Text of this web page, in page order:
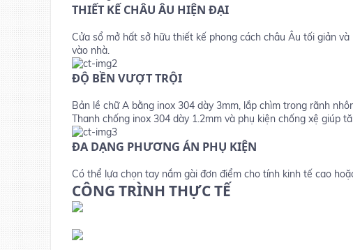
THIẾT KẾ CHÂU ÂU HIỆN ĐẠI
Cửa sổ mở hất sở hữu thiết kế phong cách châu Âu tối giản
vào nhà.
ĐỘ BỀN VƯỢT TRỘI
Bản lề chữ A bằng inox 304 dày 3mm, lắp chìm trong rãnh
Thanh chống inox 304 dày 1.2mm và phụ kiện chống xệ giúp
ĐA DẠNG PHƯƠNG ÁN PHỤ KIỆN
Có thể lựa chọn tay nắm gài đơn điểm cho tính kinh tế cao
CÔNG TRÌNH THỰC TẾ